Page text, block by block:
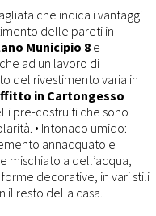
che indica i vantaggi
delle pareti in
Municipio 8 e
ad un lavoro di
del rivestimento varia in
in Cartongesso
pre-costruiti che sono
• Intonaco umido:
annacquato e
mischiato a dell’acqua,
decorative, in vari stili
resto della casa.